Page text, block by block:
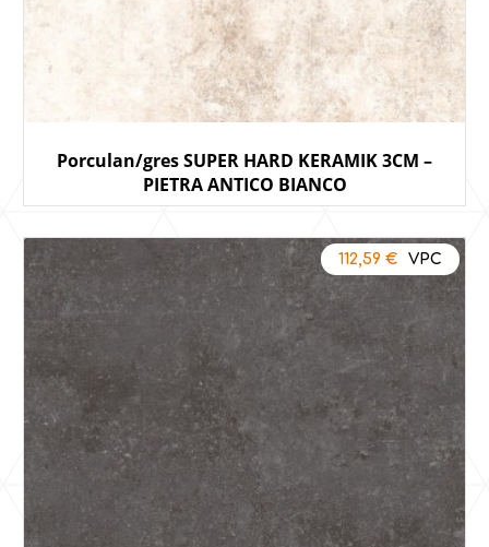
Porculan/gres SUPER HARD KERAMIK 3CM –
PIETRA ANTICO BIANCO
112,59 €